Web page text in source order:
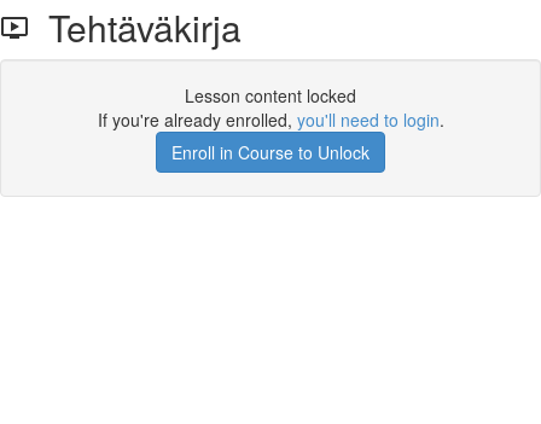
Tehtäväkirja
Lesson content locked
If you're already enrolled, you'll need to login.
Enroll in Course to Unlock